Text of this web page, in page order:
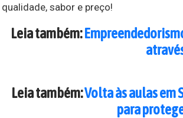
qualidade, sabor e preço!
Leia também:
Leia também:Volta às aulas em
para